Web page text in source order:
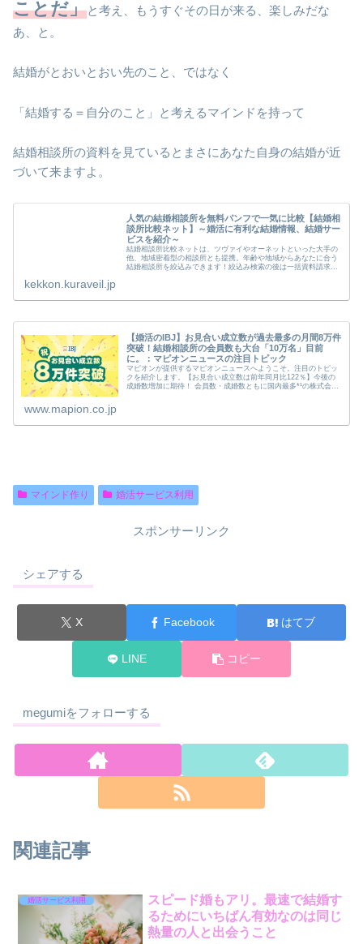
ことだ」と考え、もうすぐその日が来る、楽しみだな
あ、と。
結婚がとおいとおい先のこと、ではなく
「結婚する＝自分のこと」と考えるマインドを持って
結婚相談所の資料を見ているとまさにあなた自身の結婚が近
づいて来ますよ。
人気の結婚相談所を無料パンフで一気に比較【結婚相
談所比較ネット】～婚活に有利な結婚情報、結婚サー
ビスを紹介～
結婚相談所比較ネットは、ツヴァイやオーネットといった大手の
他、地域密着型の相談所とも提携。年齢や地域からあなたに合う
結婚相談所を絞込みできます！絞込み検索の後は一括資料請求
kekkon.kuraveil.jp
【婚活のIBJ】お見合い成立数が過去最多の月間8万件
突破！結婚相談所の会員数も大台「10万名」目前
に。：マピオンニュースの注目トピック
マピオンが提供するマピオンニュースへようこそ。注目のトピッ
クを紹介します。【お見合い成立数は前年同月比122％】今後の
成婚数増加に期待！ 会員数・成婚数ともに国内最多*¹の株式会社
www.mapion.co.jp
マインド作り 婚活サービス利用
スポンサーリンク
シェアする
X Facebook はてブ
LINE コピー
megumiをフォローする
関連記事
婚活サービス利用
スピード婚もアリ。最速で結婚す
るためにいちばん有効なのは同じ
熱量の人と出会うこと